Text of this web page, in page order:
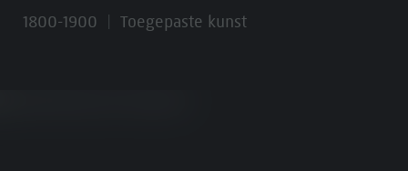
1800-1900
Toegepaste kunst